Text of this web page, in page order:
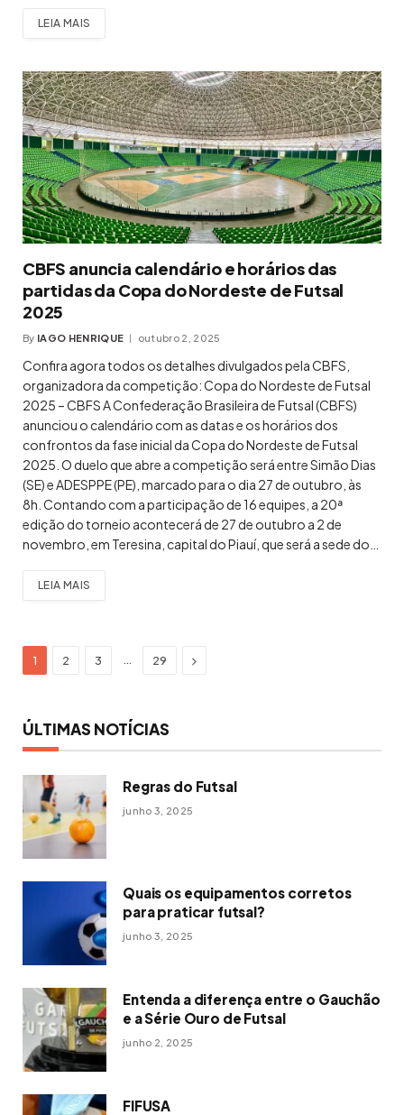
LEIA MAIS
CBFS anuncia calendário e horários das
partidas da Copa do Nordeste de Futsal
2025
By IAGO HENRIQUE outubro 2, 2025
Confira agora todos os detalhes divulgados pela CBFS,
organizadora da competição: Copa do Nordeste de Futsal
2025 – CBFS A Confederação Brasileira de Futsal (CBFS)
anunciou o calendário com as datas e os horários dos
confrontos da fase inicial da Copa do Nordeste de Futsal
2025. O duelo que abre a competição será entre Simão Dias
(SE) e ADESPPE (PE), marcado para o dia 27 de outubro, às
8h. Contando com a participação de 16 equipes, a 20ª
edição do torneio acontecerá de 27 de outubro a 2 de
novembro, em Teresina, capital do Piauí, que será a sede do…
LEIA MAIS
1 2 3 … 29 Next
ÚLTIMAS NOTÍCIAS
Regras do Futsal
junho 3, 2025
Quais os equipamentos corretos
para praticar futsal?
junho 3, 2025
Entenda a diferença entre o Gauchão
e a Série Ouro de Futsal
junho 2, 2025
FIFUSA